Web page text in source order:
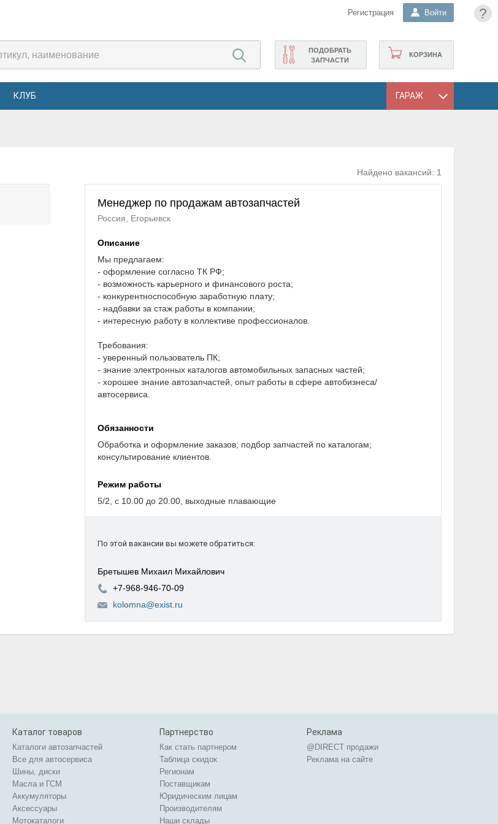
?
Регистрация Войти
КОРЗИНА
ПОДОБРАТЬ
ЗАПЧАСТИ
КЛУБ ГАРАЖ
Найдено вакансий: 1
Менеджер по продажам автозапчастей
Россия, Егорьевск
Описание
Мы предлагаем:
- оформление согласно ТК РФ;
- возможность карьерного и финансового роста;
- конкурентноспособную заработную плату;
- надбавки за стаж работы в компании;
- интересную работу в коллективе профессионалов.
Требования:
- уверенный пользователь ПК;
- знание электронных каталогов автомобильных запасных частей;
- хорошее знание автозапчастей, опыт работы в сфере автобизнеса/
автосервиса.
Обязанности
Обработка и оформление заказов; подбор запчастей по каталогам;
консультирование клиентов.
Режим работы
5/2, с 10.00 до 20.00, выходные плавающие
По этой вакансии вы можете обратиться:
Бретышев Михаил Михайлович
+7-968-946-70-09
kolomna@exist.ru
Каталог товаров
Каталоги автозапчастей
Все для автосервиса
Шины, диски
Масла и ГСМ
Аккумуляторы
Аксессуары
Мотокаталоги
Партнерство
Как стать партнером
Таблица скидок
Регионам
Поставщикам
Юридическим лицам
Производителям
Наши склады
Реклама
@DIRECT продажи
Реклама на сайте